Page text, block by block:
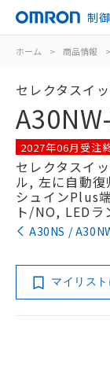
制
ホーム > 商品情報 >
セレクタスイ
2027年06月受注
セレクタスイ
ル, 左に自動
シュインPlus
ト/NO, LEDラ
A30NS /
マイリス